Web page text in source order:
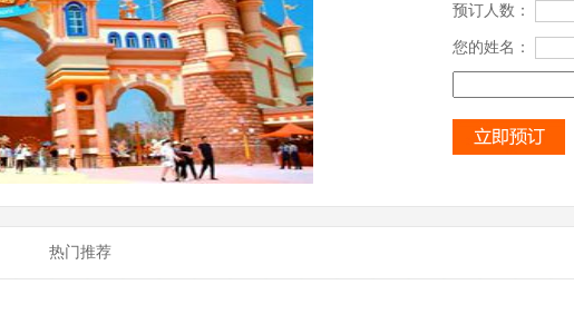
预订人数：
您的姓名：
热门推荐